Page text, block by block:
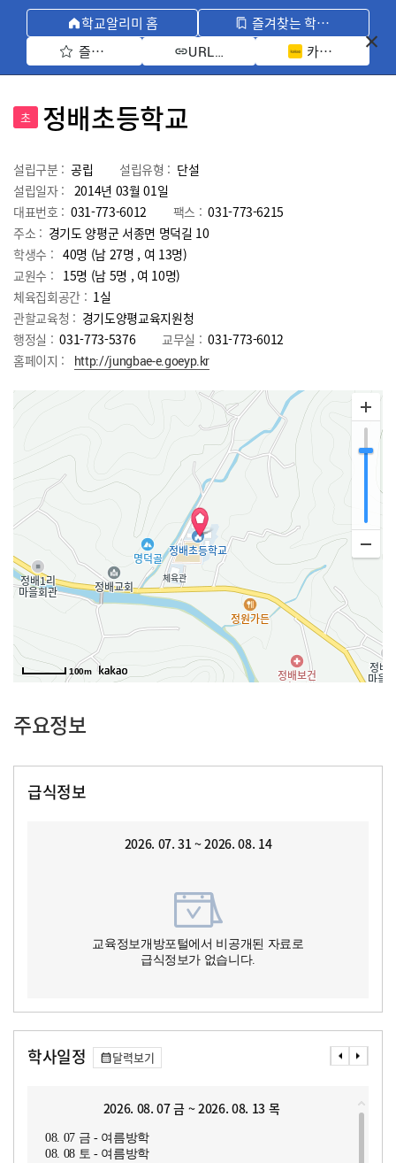
학교알리미 홈
즐겨찾는 학교 모아보기
즐겨찾기 선택
URL 복사 카카오톡 공유
초 정배초등학교
설립구분 : 공립 설립유형 : 단설
설립일자 : 2014년 03월 01일
대표번호 : 031-773-6012 팩스 : 031-773-6215
주소 : 경기도 양평군 서종면 명덕길 10
학생수 : 40명 (남 27명 , 여 13명)
교원수 : 15명 (남 5명 , 여 10명)
체육집회공간 : 1실
관할교육청 : 경기도양평교육지원청
행정실 : 031-773-5376 교무실 : 031-773-6012
홈페이지 :
http://jungbae-e.goeyp.kr
100m
주요정보
급식정보
2026. 07. 31 ~ 2026. 08. 14
교육정보개방포털에서 비공개된 자료로
급식정보가 없습니다.
학사일정 달력보기
2026. 08. 07 금 ~ 2026. 08. 13 목
08. 07 금 - 여름방학
08. 08 토 - 여름방학